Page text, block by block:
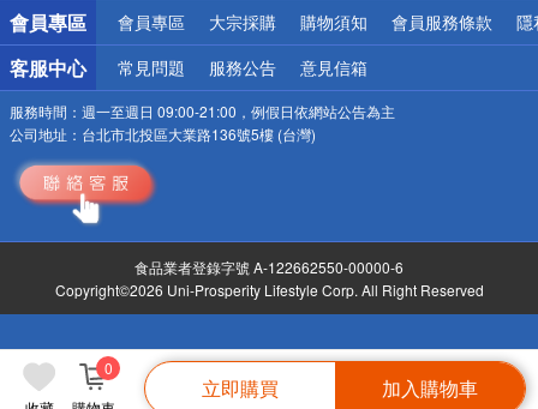
0
立即購買 加入購物車
會員專區 會員專區 大宗採購 購物須知 會員服務條款 隱
客服中心 常見問題 服務公告 意見信箱
服務時間： 週一至週日 09:00-21:00，例假日依網站公告為主
公司地址： 台北市北投區大業路136號5樓 (台灣)
食品業者登錄字號 A-122662550-00000-6
Copyright©2026 Uni-Prosperity Lifestyle Corp. All Right Reserved